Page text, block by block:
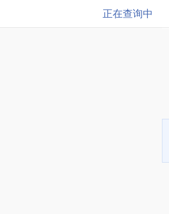
正在查询中